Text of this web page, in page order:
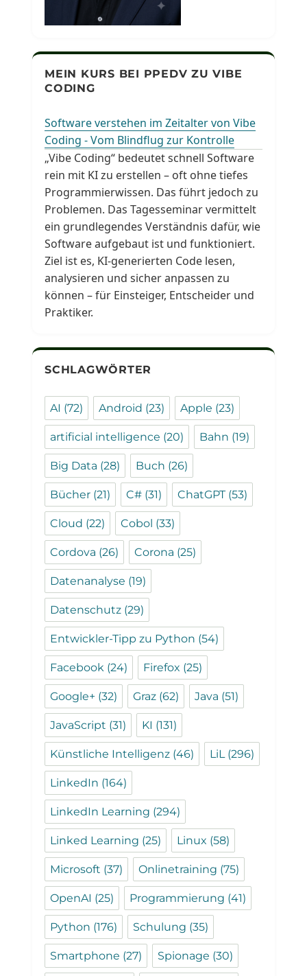
MEIN KURS BEI PPEDV ZU VIBE
CODING
Software verstehen im Zeitalter von Vibe
Coding - Vom Blindflug zur Kontrolle
„Vibe Coding“ bedeutet schnell Software
rein mit KI zu erstellen – oft ohne tiefes
Programmierwissen. Das führt jedoch zu
Problemen. Das Tagesseminar vermittelt
ein grundlegendes Verständnis dafür, wie
Software aufgebaut ist und funktioniert.
Ziel ist es, KI-generierten Code lesen,
analysieren und sicher anpassen zu
können – für Einsteiger, Entscheider und
Praktiker.
SCHLAGWÖRTER
AI (72) Android (23) Apple (23)
artificial intelligence (20) Bahn (19)
Big Data (28) Buch (26)
Bücher (21) C# (31) ChatGPT(53)
Cloud (22) Cobol (33)
Cordova (26) Corona (25)
Datenanalyse (19)
Datenschutz (29)
Entwickler-Tipp zu Python (54)
Facebook (24) Firefox (25)
Google+ (32) Graz (62) Java (51)
JavaScript (31) KI (131)
Künstliche Intelligenz (46) LiL(296)
LinkedIn (164)
LinkedIn Learning (294)
Linked Learning (25) Linux (58)
Microsoft (37) Onlinetraining (75)
OpenAI (25) Programmierung (41)
Python (176) Schulung (35)
Smartphone (27) Spionage (30)